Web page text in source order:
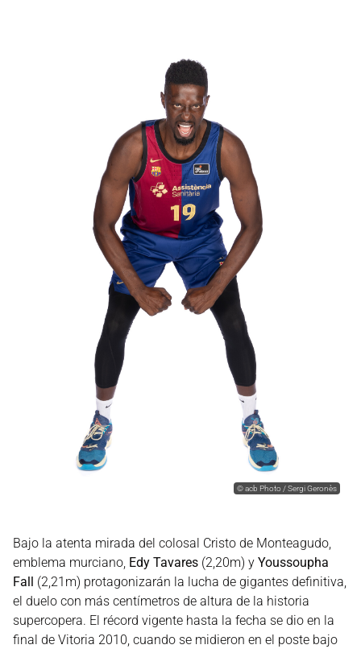
©acb Photo / Sergi Geronès
Bajo la atenta mirada del colosal Cristo de Monteagudo,
emblema murciano, Edy Tavares (2,20m) y Youssoupha
Fall
(2,21m) protagonizarán la lucha de gigantes definitiva,
el duelo con más centímetros de altura de la historia
supercopera. El récord vigente hasta la fecha se dio en la
final de Vitoria 2010, cuando se midieron en el poste bajo